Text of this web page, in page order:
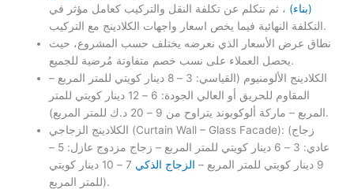
(بناء) ، ثم نتكلم عن تكلفة النقل والتركيب كعامل مؤثر في
التكلفة النهائية فيما يخص اسعار واجهات الكلادينج مع التركيب.
نطاق عرض الأسعار الذي نعرضه يختلف حسب المشروع، حيث
يحصل العملاء على نسب خصم متفاوتة مُرضية للجميع.
الكلادينج الألومنيوم (القياسي: 3 – 8 دينار كويتي للمتر المربع –
المقاوم للحريق أو العالي الجودة: 6 – 12 دينار كويتي للمتر
المربع – ماركة ألوكوبوند يتراوح من 9 – 20 د.ك للمتر المربع).
الكلادينج الزجاجي (Curtain Wall – Glass Facade): (زجاج
عادي: 3 – 6 دينار كويتي للمتر المربع – زجاج مزدوج عازل: 5 –
9 دينار كويتي للمتر المربع –
الزجاج الذكي
7 – 10 دينار كويتي
للمتر المربع).